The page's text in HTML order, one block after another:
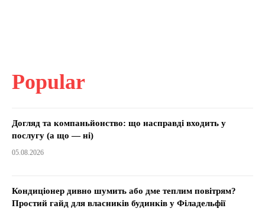
Popular
Догляд та компаньйонство: що насправді входить у
послугу (а що — ні)
05.08.2026
Кондиціонер дивно шумить або дме теплим повітрям?
Простий гайд для власників будинків у Філадельфії